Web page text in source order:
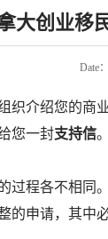
大创业移
Date
织介绍您的商
您一封支持信。
过程各不相同
的申请，其中